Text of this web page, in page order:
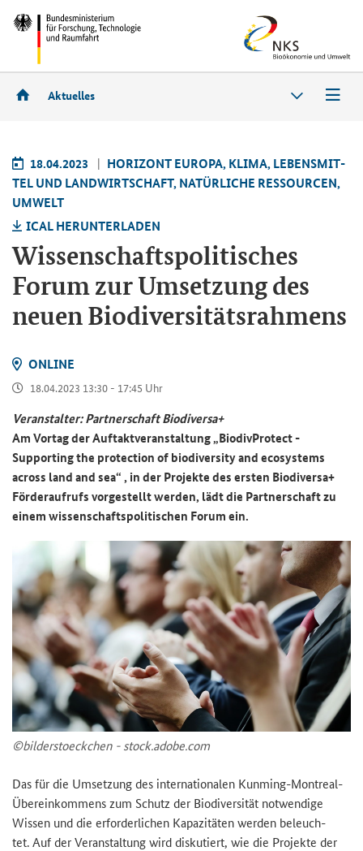
Aktuelles
18.04.2023
HO­RI­ZONT EU­RO­PA, KLIMA, LE­BENS­MIT­
TEL UND LAND­WIRT­SCHAFT, NA­TÜR­LI­CHE RES­SOUR­CEN,
UM­WELT
ICAL HER­UN­TER­LA­DEN
Wis­sen­schafts­po­li­ti­sches
Forum zur Um­set­zung des
neuen Bio­di­ver­si­täts­rah­mens
ON­LINE
18.04.2023 13:30 - 17:45 Uhr
Ver­an­stal­ter: Part­ner­schaft Bio­di­ver­sa+
Am Vor­tag der Auf­takt­ver­an­stal­tung„BiodivProtect -
Supporting the protection of biodiversity and ecosystems
across land and sea“, in der Pro­jek­te des ers­ten Bio­di­ver­sa+
För­der­auf­rufs vor­ge­stellt wer­den, lädt die Part­ner­schaft zu
einem wis­sen­schafts­po­li­ti­schen Forum ein.
©bil­der­sto­eck­chen - stock.adobe.com
Das für die Um­set­zung des in­ter­na­tio­na­len Kunming-​Montreal-
Übereinkommens zum Schutz der Bio­di­ver­si­tät not­wen­di­ge
Wis­sen und die er­for­der­li­chen Ka­pa­zi­tä­ten wer­den be­leuch­
tet. Auf der Ver­an­stal­tung wird dis­ku­tiert, wie die Pro­jek­te der